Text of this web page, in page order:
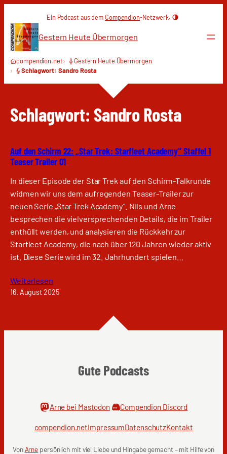
Inhalt
springen
Ein Podcast aus dem Compendion-Netzwerk.
Gestern Heute Übermorgen
compendion.net
Gestern Heute Übermorgen
Schlagwort: Sandro Rosta
Schlagwort: Sandro Rosta
Auf den Schirm 22: „Star Trek: Starfleet Academy“ Staffel 1
Teaser Trailer 01
In dieser Episode der Star Trek auf den Schirm-Talkrunde
widmen wir uns dem aufregenden Teaser-Trailer zur
neuen Serie „Star Trek Academy“. Nils und Arne
besprechen die vielversprechenden Details, die im Trailer
enthüllt werden, und analysieren die Rückkehr zur
Starfleet Academy, die nach über 120 Jahren wieder aktiv
ist. Diese Serie wird im 32. Jahrhundert spielen…
Weiterlesen
16. August 2025
Gute Podcasts
Arne bei Mastodon Compendion Discord
compendion.netImpressumDatenschutzKontakt
VonArne persönlich mit viel Liebe und Hingabe gemacht – mit Hilfe von